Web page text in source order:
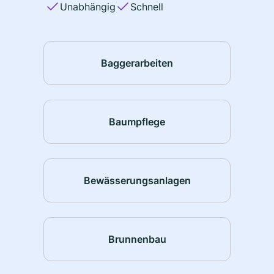
Unabhängig
Schnell
Baggerarbeiten
Baumpflege
Bewässerungsanlagen
Brunnenbau